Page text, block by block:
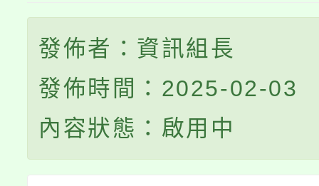
發佈者：資訊組長
發佈時間：2025-02-03
內容狀態：啟用中